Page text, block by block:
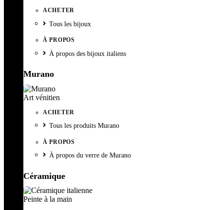
ACHETER
Tous les bijoux
À PROPOS
À propos des bijoux italiens
Murano
Art vénitien
ACHETER
Tous les produits Murano
À PROPOS
À propos du verre de Murano
Céramique
Peinte à la main